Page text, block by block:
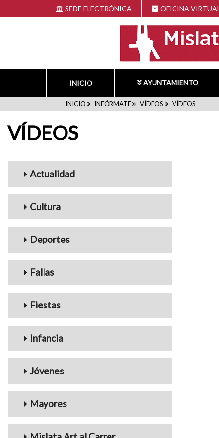
al
SEDE ELECTRÓNICA OFICINA
INICIO AYUNTAMIENTO
RUTA
DE
NAVEGACIÓN
INICIO INFÓRMATE VÍDEOS VÍDEOS
VÍDEOS
Menu_Videos
Actualidad
Cultura
Deportes
Fallas
Fiestas
Infancia
Jóvenes
Mayores